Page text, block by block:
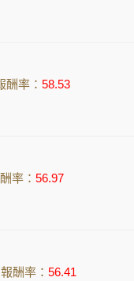
酬率： 58.53
率： 56.97
報酬率： 56.41